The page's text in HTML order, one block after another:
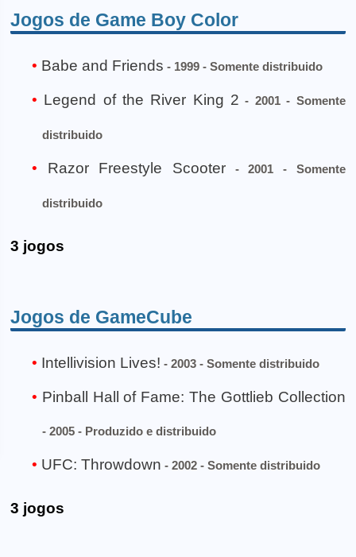
Jogos de Game Boy Color
Babe and Friends - 1999 - Somente distribuido
Legend of the River King 2 - 2001 - Somente
distribuido
Razor Freestyle Scooter- 2001 - Somente
distribuido
3 jogos
Jogos de GameCube
Intellivision Lives! - 2003 - Somente distribuido
Pinball Hall of Fame: The Gottlieb Collection
- 2005 - Produzido e distribuido
UFC: Throwdown - 2002 - Somente distribuido
3 jogos